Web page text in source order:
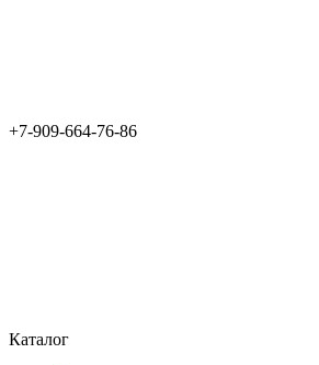
+7-909-664-76-86
Каталог